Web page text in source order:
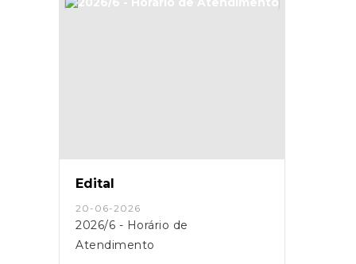
Edital
20-06-2026
2026/6 - Horário de
Atendimento